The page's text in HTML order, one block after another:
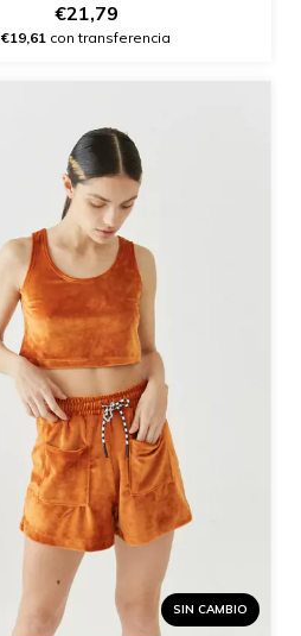
€21,79
€19,61 con transferencia
SIN CAMBIO